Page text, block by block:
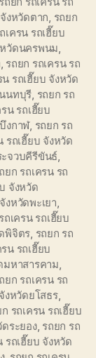
งหวัดตาก, รถยก
เครน รถเฮี๊ยบ
หวัดนครพนม,
, รถยก รถเครน รถ
น รถเฮี๊ยบ จังหวัด
นทบุรี, รถยก รถ
น รถเฮี๊ยบ
งกาฬ, รถยก รถ
รถเฮี๊ยบ จังหวัด
ะจวบคีรีขันธ์,
ยก รถเครน รถ
จังหวัด
งหวัดพะเยา,
ถเครน รถเฮี๊ยบ
พิจิตร, รถยก รถ
น รถเฮี๊ยบ
มหาสารคาม,
ยก รถเครน รถ
งหวัดยโสธร,
รถเครน รถเฮี๊ยบ
ระยอง, รถยก รถ
รถเฮี๊ยบ จังหวัด